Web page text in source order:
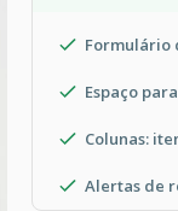
Formulário
Espaço
Colunas:
Alertas de